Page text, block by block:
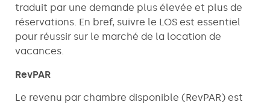
traduit par une demande plus élevée et plus de
réservations. En bref, suivre le LOS est essentiel
pour réussir sur le marché de la location de
vacances.
RevPAR
Le revenu par chambre disponible (RevPAR) est